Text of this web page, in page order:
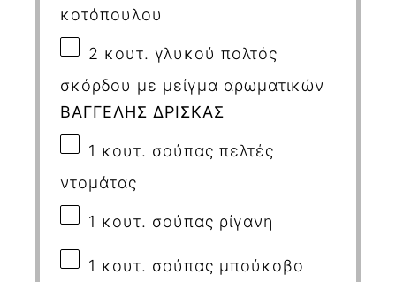
κοτόπουλου
2 κουτ. γλυκού πολτός
σκόρδου με μείγμα αρωματικών
ΒΑΓΓΕΛΗΣ ΔΡΙΣΚΑΣ
1 κουτ. σούπας πελτές
ντομάτας
1 κουτ. σούπας ρίγανη
1 κουτ. σούπας μπούκοβο